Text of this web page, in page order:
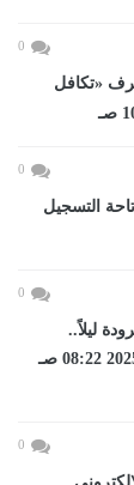
0
صرف «تكافل
0
إتاحة التسجيل
0
ليلاً..
والعظمى فى القاهرة...اليوم الأحد، 30 مارس 2025 08:22 صـ
0